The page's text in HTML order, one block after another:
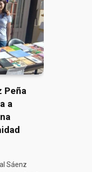
Peña
a
Sáenz